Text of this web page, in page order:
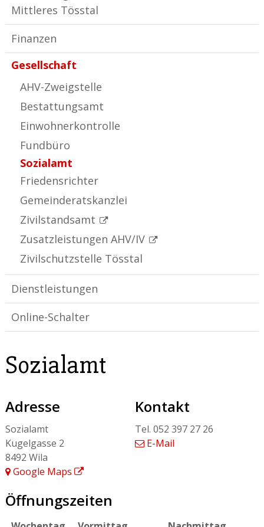
Mittleres Tösstal
Finanzen
Gesellschaft
AHV-Zweigstelle
Bestattungsamt
Einwohnerkontrolle
Fundbüro
Sozialamt
Friedensrichter
Gemeinderatskanzlei
Zivilstandsamt
Zusatzleistungen AHV/IV
Zivilschutzstelle Tösstal
Dienstleistungen
Online-Schalter
Sozialamt
Adresse
Sozialamt
Kugelgasse 2
8492 Wila
Google Maps
Kontakt
Tel. 052 397 27 26
E-Mail
Öffnungszeiten